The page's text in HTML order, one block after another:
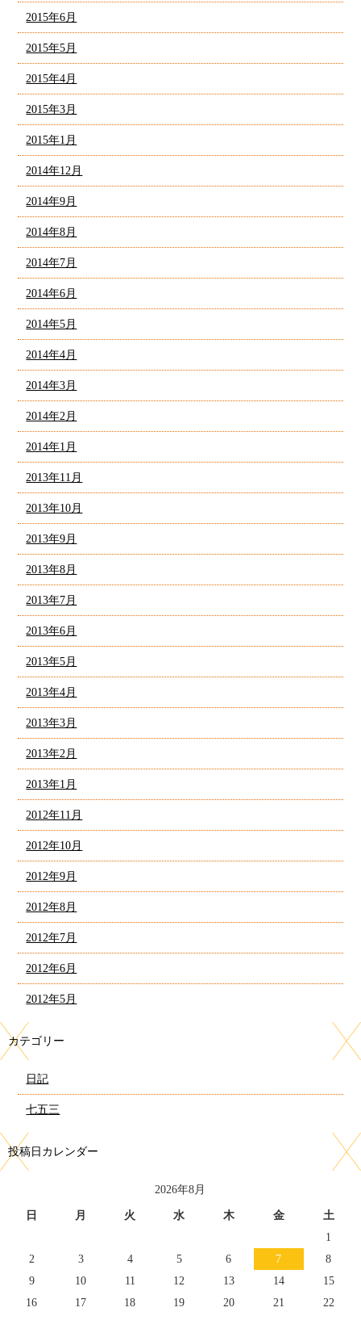
2015年6月
2015年5月
2015年4月
2015年3月
2015年1月
2014年12月
2014年9月
2014年8月
2014年7月
2014年6月
2014年5月
2014年4月
2014年3月
2014年2月
2014年1月
2013年11月
2013年10月
2013年9月
2013年8月
2013年7月
2013年6月
2013年5月
2013年4月
2013年3月
2013年2月
2013年1月
2012年11月
2012年10月
2012年9月
2012年8月
2012年7月
2012年6月
2012年5月
カテゴリー
日記
七五三
投稿日カレンダー
2026年8月
日 月 火 水 木 金
土
1
2
3 4 5 6 7
8
9
10 11 12 13 14
15
16
17 18 19 20 21
22